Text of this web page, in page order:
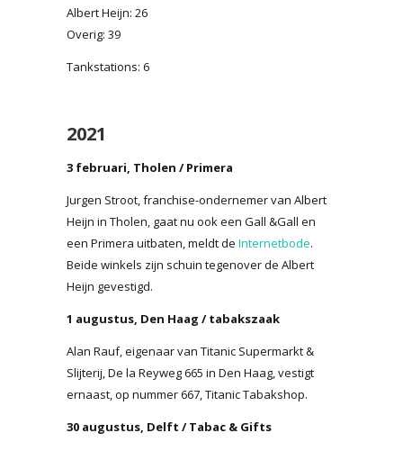
Albert Heijn: 26
Overig: 39
Tankstations: 6
2021
3 februari, Tholen / Primera
Jurgen Stroot, franchise-ondernemer van Albert
Heijn in Tholen, gaat nu ook een Gall &Gall en
een Primera uitbaten, meldt de Internetbode.
Beide winkels zijn schuin tegenover de Albert
Heijn gevestigd.
1 augustus, Den Haag / tabakszaak
Alan Rauf, eigenaar van Titanic Supermarkt &
Slijterij, De la Reyweg 665 in Den Haag, vestigt
ernaast, op nummer 667, Titanic Tabakshop.
30 augustus, Delft / Tabac & Gifts